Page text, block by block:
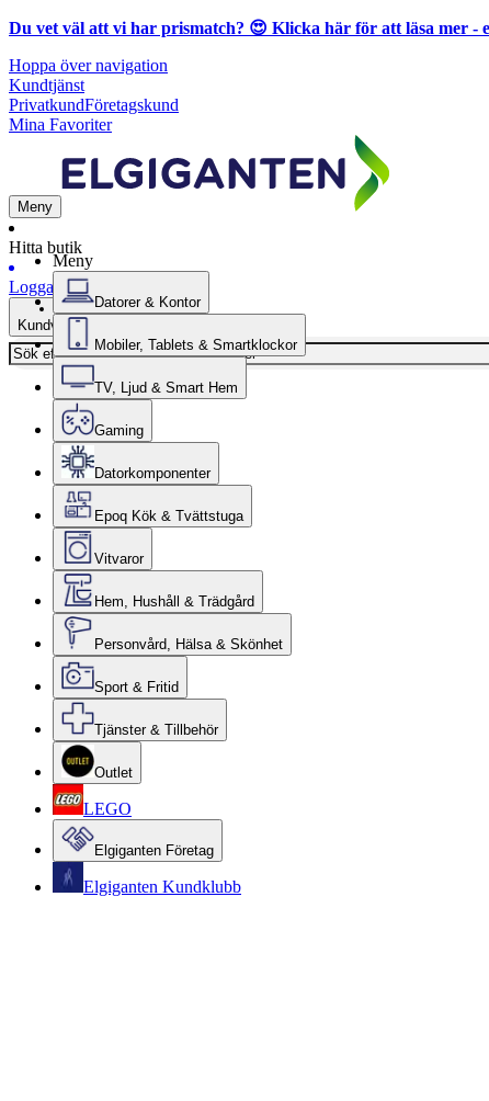
Du vet väl att vi har prismatch? 😍 Klicka här för att läsa mer -
Hoppa över navigation
Kundtjänst
PrivatkundFöretagskund
Mina Favoriter
Meny
Hitta butik
Logga in
Kundvagn
Meny
Datorer & Kontor
Mobiler, Tablets & Smartklockor
TV, Ljud & Smart Hem
Gaming
Datorkomponenter
Epoq Kök & Tvättstuga
Vitvaror
Hem, Hushåll & Trädgård
Personvård, Hälsa & Skönhet
Sport & Fritid
Tjänster & Tillbehör
Outlet
LEGO
Elgiganten Företag
Elgiganten Kundklubb